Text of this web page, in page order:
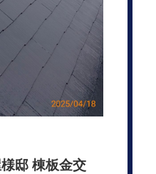
邸 棟板金交